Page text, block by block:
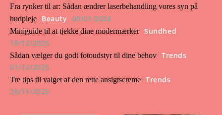
Fra rynker til ar: Sådan ændrer laserbehandling vores syn på
hudpleje
Beauty 09/01/2026
Miniguide til at tjekke dine modermærker Sundhed
19/12/2025
Sådan vælger du godt fotoudstyr til dine behov Trends
01/12/2025
Tre tips til valget af den rette ansigtscreme Trends
28/11/2025